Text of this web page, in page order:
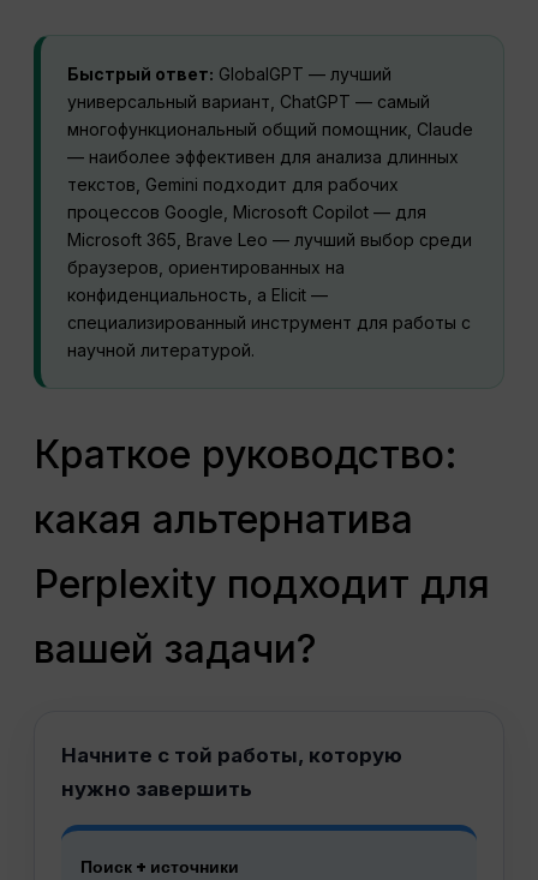
Быстрый ответ: GlobalGPT — лучший
универсальный вариант, ChatGPT — самый
многофункциональный общий помощник, Claude
— наиболее эффективен для анализа длинных
текстов, Gemini подходит для рабочих
процессов Google, Microsoft Copilot — для
Microsoft 365, Brave Leo — лучший выбор среди
браузеров, ориентированных на
конфиденциальность, а Elicit —
специализированный инструмент для работы с
научной литературой.
Краткое руководство:
какая альтернатива
Perplexity подходит для
вашей задачи?
Начните с той работы, которую
нужно завершить
Поиск + источники